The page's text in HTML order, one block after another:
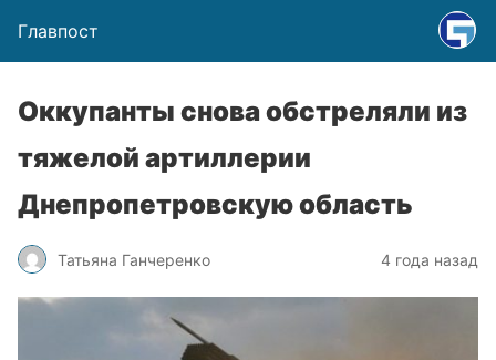
Главпост
Оккупанты снова обстреляли из
тяжелой артиллерии
Днепропетровскую область
Татьяна Ганчеренко 4 года назад